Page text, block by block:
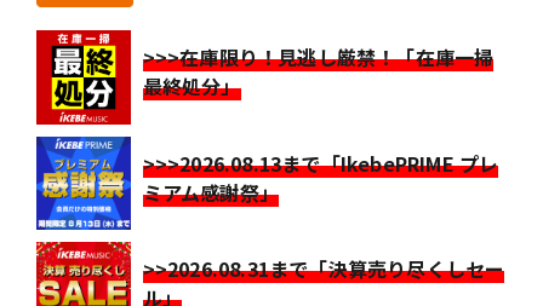
>>>在庫限り！見逃し厳禁！「在庫一掃
最終処分」
>>>2026.08.13まで「IkebePRIME プレ
ミアム感謝祭」
>>2026.08.31まで「決算売り尽くしセー
ル」